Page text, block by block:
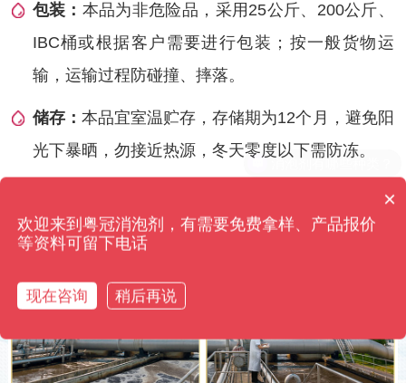
包装： 本品为非危险品，采用25公斤、200公斤、
IBC桶或根据客户需要进行包装；按一般货物运
输，运输过程防碰撞、摔落。
储存： 本品宜室温贮存，存储期为12个月，避免阳
光下暴晒，勿接近热源，冬天零度以下需防冻。
使用前后效果对比
你们是怎么收费的呢？
×
欢迎来到粤冠消泡剂，有需要免费拿样、产品报价
等资料可留下电话
现在咨询 稍后再说